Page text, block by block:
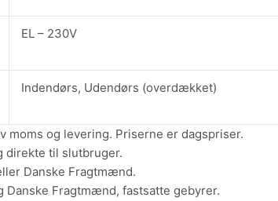
EL – 230V
Indendørs, Udendørs (overdækket)
moms og levering. Priserne er dagspriser.
direkte til slutbruger.
Danske Fragtmænd.
Fragtmænd, fastsatte gebyrer.